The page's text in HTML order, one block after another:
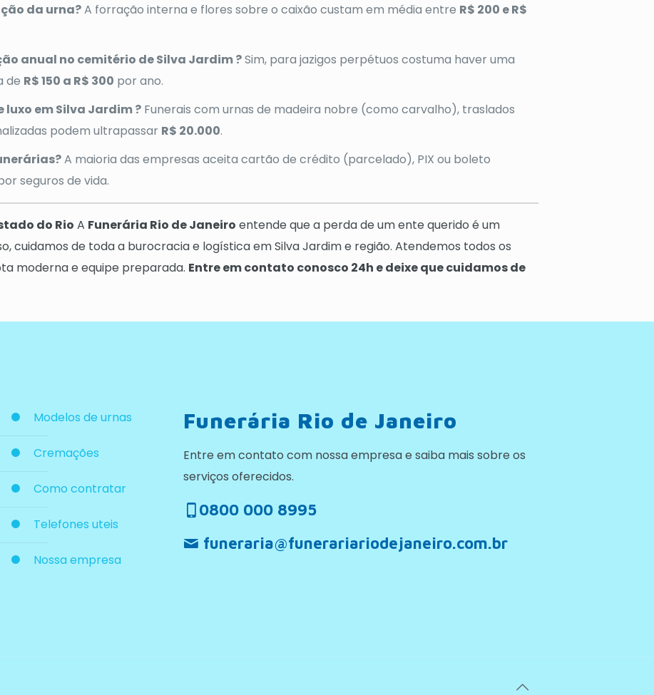
da urna?A forração interna e flores sobre o caixão custam em média entre R$ 200 e R$
anual no cemitério de Silva Jardim ?Sim, para jazigos perpétuos costuma haver uma
de R$ 150 a R$ 300 por ano.
em Silva Jardim ? Funerais com urnas de madeira nobre (como carvalho), traslados
podem ultrapassar R$ 20.000.
A maioria das empresas aceita cartão de crédito (parcelado), PIX ou boleto
seguros de vida.
do Rio A Funerária Rio de Janeiro entende que a perda de um ente querido é um
cuidamos de toda a burocracia e logística em Silva Jardim e região. Atendemos todos os
moderna e equipe preparada. Entre em contato conosco 24h e deixe que cuidamos de
Modelos de urnas
Cremações
Como contratar
Telefones uteis
Nossa empresa
Funerária Rio de Janeiro
Entre em contato com nossa empresa e saiba mais sobre os
serviços oferecidos.
0800 000 8995
funeraria@funerariariodejaneiro.com.br